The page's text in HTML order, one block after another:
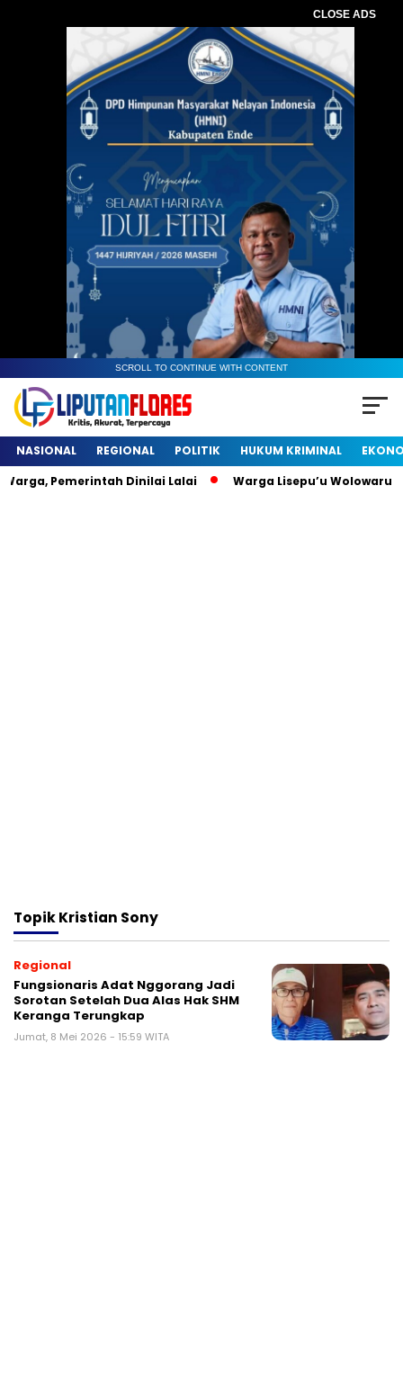
CLOSE ADS
SCROLL TO CONTINUE WITH CONTENT
NASIONAL REGIONAL POLITIK HUKUM KRIMINAL
Pemerintah Dinilai Lalai
Warga Lisepu’u Wolowaru
TopikKristian Sony
Regional
Fungsionaris Adat Nggorang Jadi
Sorotan Setelah Dua Alas Hak SHM
Keranga Terungkap
Jumat, 8 Mei 2026 - 15:59 WITA